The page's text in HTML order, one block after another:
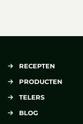
RECEPTEN
PRODUCTEN
TELERS
BLOG